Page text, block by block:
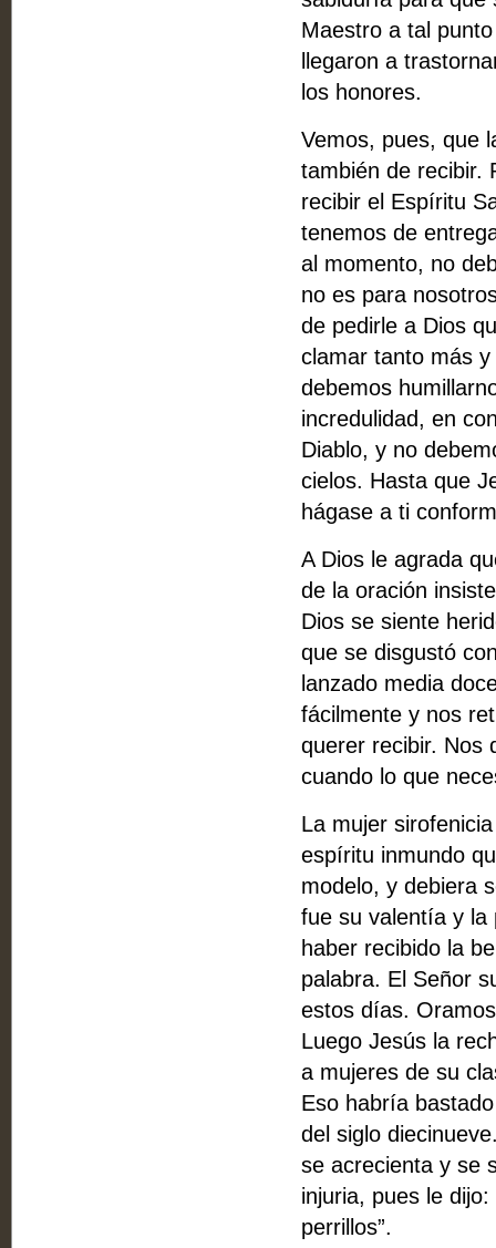
Maestro a tal
llegaron a
los honores.
Vemos, pues, que
también de recibir.
recibir el Espíritu
tenemos de
al momento, no
no es para
de pedirle a Dios
clamar tanto más
debemos
incredulidad, en
Diablo, y no
cielos. Hasta que
hágase a ti
A Dios le agrada
de la oración
Dios se siente
que se disgustó
lanzado media
fácilmente y nos
querer recibir. Nos
cuando lo que
La mujer
espíritu inmundo
modelo, y debiera
fue su valentía y la
haber recibido la
palabra. El Señor
estos días.
Luego Jesús la
a mujeres de su
Eso habría
del siglo
se acrecienta y se
injuria, pues le
perrillos”.